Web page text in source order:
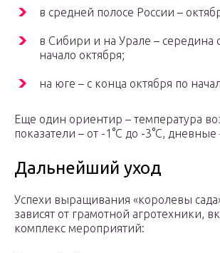
в средней полосе России –
в Сибири и на Урале – середина
начало октября;
на юге – с конца октября по
Еще один ориентир – температура
показатели – от -1°C до -3°C, дневные
Дальнейший уход
Успехи выращивания «королевы
зависят от грамотной агротехники,
комплекс мероприятий: